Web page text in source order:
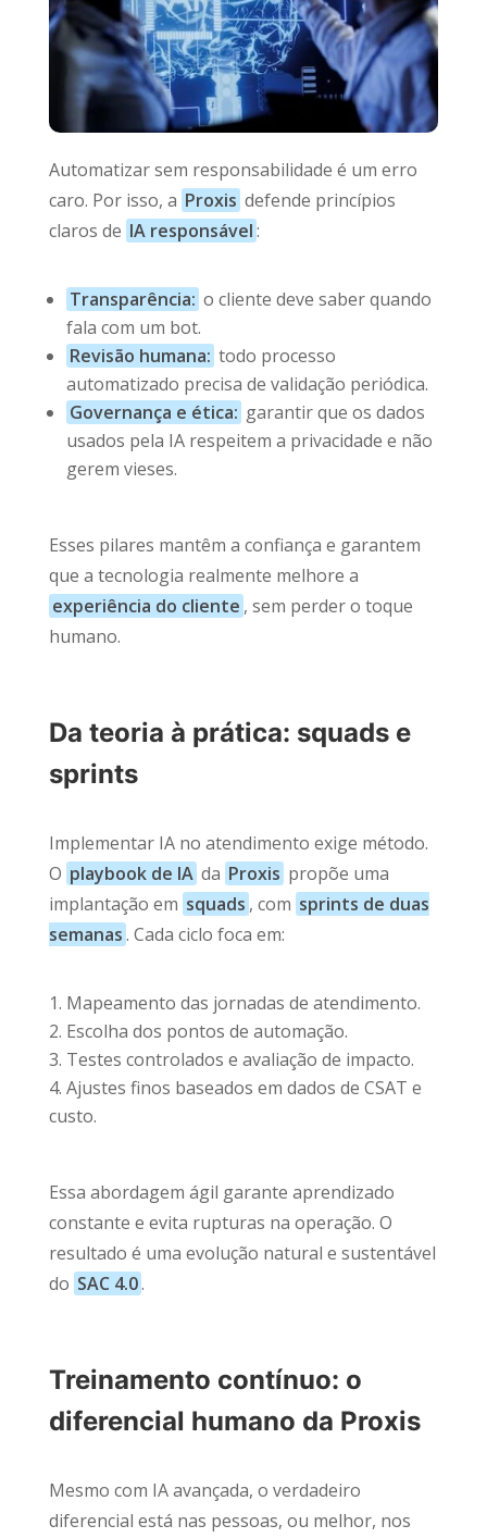
Automatizar sem responsabilidade é um erro
caro. Por isso, a Proxis defende princípios
claros de IA responsável:
Transparência: o cliente deve saber quando
fala com um bot.
Revisão humana: todo processo
automatizado precisa de validação periódica.
Governança e ética: garantir que os dados
usados pela IA respeitem a privacidade e não
gerem vieses.
Esses pilares mantêm a confiança e garantem
que a tecnologia realmente melhore a
experiência do cliente , sem perder o toque
humano.
Da teoria à prática: squads e
sprints
Implementar IA no atendimento exige método.
O playbook de IA da Proxis propõe uma
implantação em squads , com sprints de duas
semanas. Cada ciclo foca em:
Mapeamento das jornadas de atendimento.
Escolha dos pontos de automação.
Testes controlados e avaliação de impacto.
Ajustes finos baseados em dados de CSAT e
custo.
Essa abordagem ágil garante aprendizado
constante e evita rupturas na operação. O
resultado é uma evolução natural e sustentável
do SAC 4.0.
Treinamento contínuo: o
diferencial humano da Proxis
Mesmo com IA avançada, o verdadeiro
diferencial está nas pessoas, ou melhor, nos